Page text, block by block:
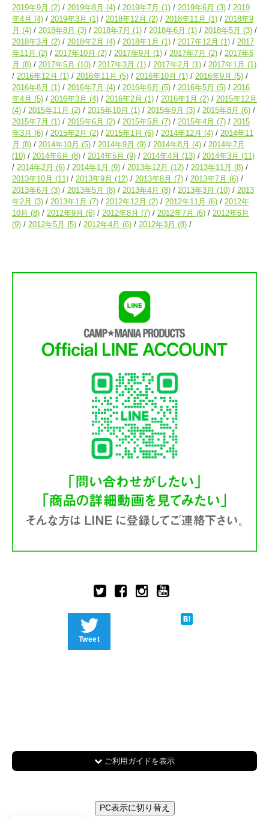
2019年9月 (2) 2019年8月 (4) 2019年7月 (1) 2019年6月 (3)
2019
年4月 (4) 2019年3月 (1) 2018年12月 (2) 2018年11月 (1)
2018年9
月 (4) 2018年8月 (3) 2018年7月 (1) 2018年6月 (1) 2018年5月 (3)
2018年3月 (2) 2018年2月 (4) 2018年1月 (1) 2017年12月 (1)
2017
年11月 (2) 2017年10月 (2) 2017年9月 (1) 2017年7月 (2)
2017年6
月 (8) 2017年5月 (10) 2017年3月 (1) 2017年2月 (1) 2017年1月 (1)
2016年12月 (1) 2016年11月 (5) 2016年10月 (1) 2016年9月 (5)
2016年8月 (1) 2016年7月 (4) 2016年6月 (5) 2016年5月 (5)
2016
年4月 (5) 2016年3月 (4) 2016年2月 (1) 2016年1月 (2)
2015年12月
(4)
2015年11月 (2) 2015年10月 (1) 2015年9月 (3) 2015年8月 (6)
2015年7月 (1) 2015年6月 (2) 2015年5月 (7) 2015年4月 (7)
2015
年3月 (6) 2015年2月 (2) 2015年1月 (6) 2014年12月 (4)
2014年11
月 (8) 2014年10月 (5) 2014年9月 (9) 2014年8月 (4)
2014年7月
(10)
2014年6月 (8) 2014年5月 (9) 2014年4月 (13) 2014年3月 (11)
2014年2月 (6) 2014年1月 (9) 2013年12月 (12) 2013年11月 (8)
2013年10月 (11) 2013年9月 (12) 2013年8月 (7) 2013年7月 (6)
2013年6月 (3) 2013年5月 (8) 2013年4月 (8) 2013年3月 (10)
2013
年2月 (3) 2013年1月 (7) 2012年12月 (2) 2012年11月 (6)
2012年
10月 (8) 2012年9月 (6) 2012年8月 (7) 2012年7月 (6)
2012年6月
(9)
2012年5月 (5) 2012年4月 (6) 2012年3月 (8)
Tweet
ご利用ガイドを表示
PC表示に切り替え